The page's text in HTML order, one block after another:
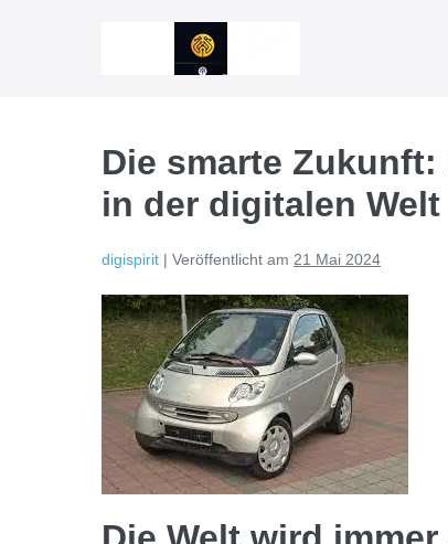
Die smarte
in der digitalen Welt
digispirit | Veröffentlicht am 21 Mai 2024